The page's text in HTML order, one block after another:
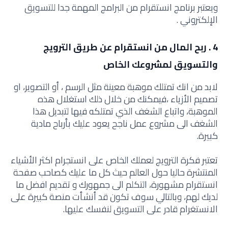
ويعتبر برنامج انستقرام من البرامج المهمة جدا للتسويق
الإلكتروني .
4 . ربح المال من انستقرام عن طريق الترويج
والتسويق لمشروعك الخاص
لابد من انك تمتلك موهبة معينة مثل الرسم ، أو التصوير، او
تصميم الأزياء ،فيمكنك من خلال ذلك استغلال هذه
الموهبة، واتباع الشغف الذي تمتلكه فيها لتبديل هذا
الشغف الى مشروع عمل ناجح يعود عليك بأرباح مادية
كبيرة.
تعتبر فكرة الترويج لعملك الخاص على انستجرام اكثر الأشياء
المنتشرة حاليا حول العالم حيث كل ما عليك كصاحب صفحة
انستقرام مشهورة، التكلم الى جمهورك و تقديم افضل ما
لديك لهم، وبالتالي سوف تكون قد أنشأت منصة كبيرة على
الانستغرام قادر على التسويق لنفسك عليها.